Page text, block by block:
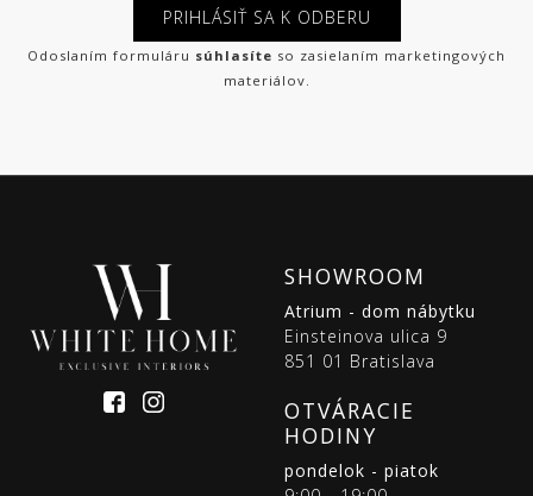
PRIHLÁSIŤ SA K ODBERU
Odoslaním formuláru súhlasíte so zasielaním marketingových
materiálov.
SHOWROOM
Atrium - dom nábytku
Einsteinova ulica 9
851 01 Bratislava
OTVÁRACIE
HODINY
pondelok - piatok